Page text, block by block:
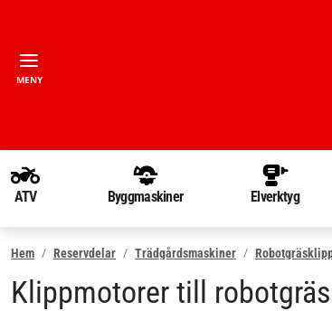
MENY
ATV Byggmaskiner Elverktyg
Hem Reservdelar Trädgårdsmaskiner
Klippmotorer till